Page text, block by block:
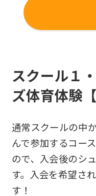
スクール１
ズ体育体験
通常スクールの中
んで参加するコー
ので、入会後のシ
す。入会を希望さ
す！